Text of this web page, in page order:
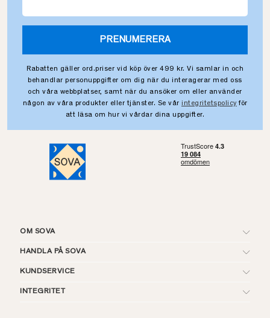
PRENUMERERA
Rabatten gäller ord.priser vid köp över 499 kr. Vi samlar in och
behandlar personuppgifter om dig när du interagerar med oss
och våra webbplatser, samt när du ansöker om eller använder
någon av våra produkter eller tjänster. Se vår integritetspolicy för
att läsa om hur vi vårdar dina uppgifter.
OM SOVA
HANDLA PÅ SOVA
KUNDSERVICE
INTEGRITET